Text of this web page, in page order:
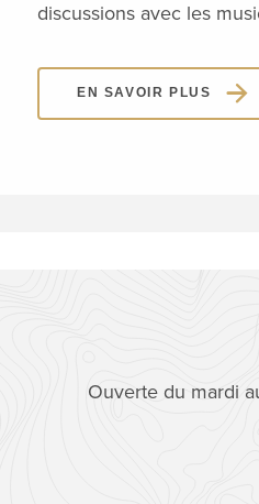
discussions avec les
EN SAVOIR PLUS
Ouverte du mardi